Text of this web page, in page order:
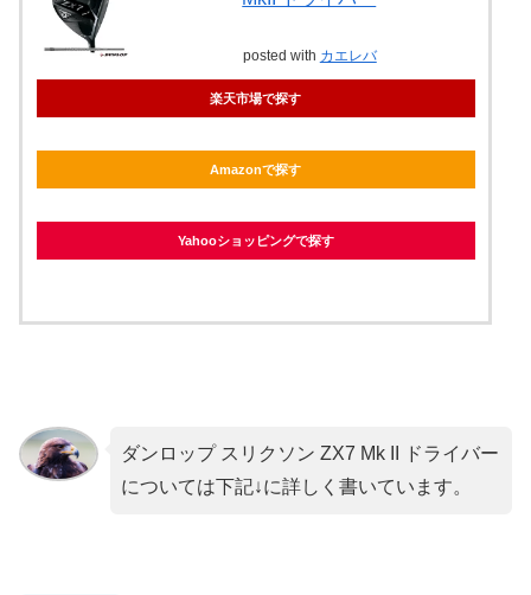
posted with カエレバ
楽天市場で探す
Amazonで探す
Yahooショッピングで探す
ダンロップ スリクソン ZX7 Mk II ドライバー
については下記↓に詳しく書いています。